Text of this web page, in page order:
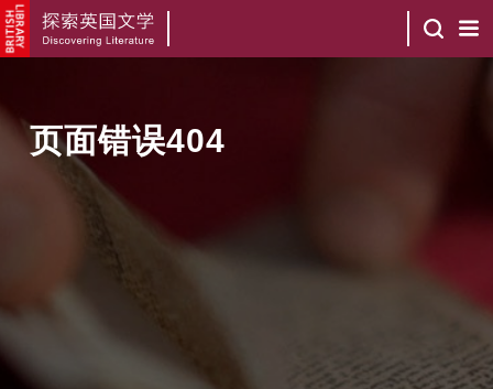
页面错误404